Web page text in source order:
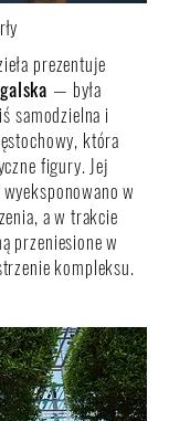
prezentuje
— była
samodzielna i
która
figury. Jej
w
a w trakcie
przeniesione w
kompleksu.